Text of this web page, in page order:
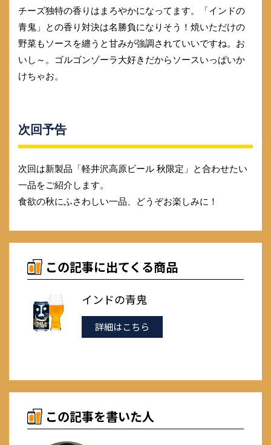
チーズ独特の香りはまろやかになってます。「インドの
青鬼」との香り対決は名勝負になりそう！焼いただけの
野菜もソースを纏うと甘みが強調されていいですね。お
いし～。ゴルゴンゾーラ大好きだからソースいっぱいか
けちゃお。
次回予告
次回は新製品「軽井沢高原ビール 秋限定」と合わせたい
一品をご紹介します。
食欲の秋にふさわしい一品、どうぞお楽しみに！
この記事に出てくる商品
インドの青鬼
詳細はこちら
この記事を書いた人